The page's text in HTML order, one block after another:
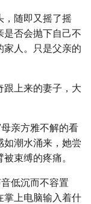
，随即又摇了摇
是否会抛下自己不
家人。只是父亲的
跟上来的妻子，大
亲方雅不解的看
如潮水涌来，她尝
束缚的疼痛。
低沉而不容置
掌上电脑输入着什